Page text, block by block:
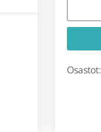
Osastot: